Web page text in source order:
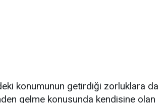
konumunun getirdiği zorluklara da
gelme konusunda kendisine olan